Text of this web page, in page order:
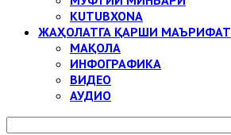
KUTUBXONA
ЖАҲОЛАТГА ҚАРШИ МАЪРИФАТ
МАҚОЛА
ИНФОГРАФИКА
ВИДЕО
АУДИО